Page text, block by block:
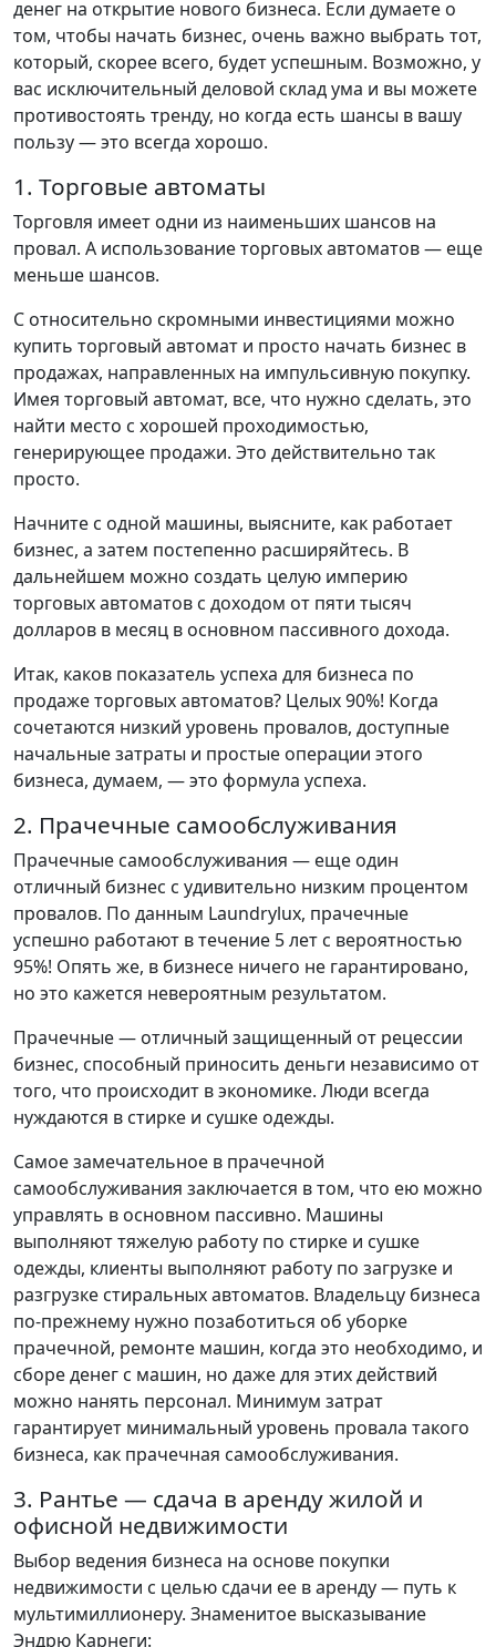
денег на открытие нового бизнеса. Если думаете о
том, чтобы начать бизнес, очень важно выбрать тот,
который, скорее всего, будет успешным. Возможно, у
вас исключительный деловой склад ума и вы можете
противостоять тренду, но когда есть шансы в вашу
пользу — это всегда хорошо.
1. Торговые автоматы
Торговля имеет одни из наименьших шансов на
провал. А использование торговых автоматов — еще
меньше шансов.
С относительно скромными инвестициями можно
купить торговый автомат и просто начать бизнес в
продажах, направленных на импульсивную покупку.
Имея торговый автомат, все, что нужно сделать, это
найти место с хорошей проходимостью,
генерирующее продажи. Это действительно так
просто.
Начните с одной машины, выясните, как работает
бизнес, а затем постепенно расширяйтесь. В
дальнейшем можно создать целую империю
торговых автоматов с доходом от пяти тысяч
долларов в месяц в основном пассивного дохода.
Итак, каков показатель успеха для бизнеса по
продаже торговых автоматов? Целых 90%! Когда
сочетаются низкий уровень провалов, доступные
начальные затраты и простые операции этого
бизнеса, думаем, — это формула успеха.
2. Прачечные самообслуживания
Прачечные самообслуживания — еще один
отличный бизнес с удивительно низким процентом
провалов. По данным Laundrylux, прачечные
успешно работают в течение 5 лет с вероятностью
95%! Опять же, в бизнесе ничего не гарантировано,
но это кажется невероятным результатом.
Прачечные — отличный защищенный от рецессии
бизнес, способный приносить деньги независимо от
того, что происходит в экономике. Люди всегда
нуждаются в стирке и сушке одежды.
Самое замечательное в прачечной
самообслуживания заключается в том, что ею можно
управлять в основном пассивно. Машины
выполняют тяжелую работу по стирке и сушке
одежды, клиенты выполняют работу по загрузке и
разгрузке стиральных автоматов. Владельцу бизнеса
по-прежнему нужно позаботиться об уборке
прачечной, ремонте машин, когда это необходимо, и
сборе денег с машин, но даже для этих действий
можно нанять персонал. Минимум затрат
гарантирует минимальный уровень провала такого
бизнеса, как прачечная самообслуживания.
3. Рантье — сдача в аренду жилой и
офисной недвижимости
Выбор ведения бизнеса на основе покупки
недвижимости с целью сдачи ее в аренду — путь к
мультимиллионеру. Знаменитое высказывание
Эндрю Карнеги: